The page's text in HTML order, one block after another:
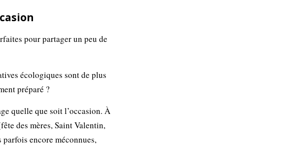
pour partager un peu de
écologiques sont de plus
préparé ?
quelle que soit l’occasion. À
des mères, Saint Valentin,
encore méconnues,